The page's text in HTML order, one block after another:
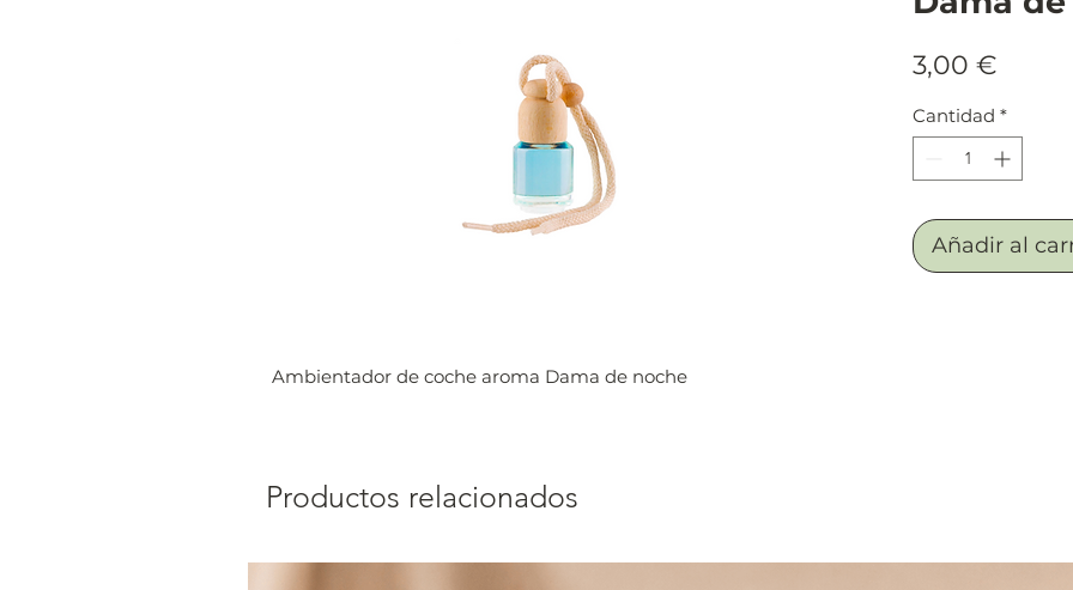
Ambientador de coche aroma Dama de noche
3,00 €
Cantidad *
Añadir al
Productos relacionados